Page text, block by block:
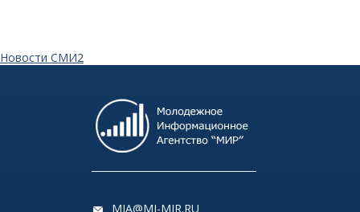
Новости СМИ2
MIA@MI-MIR.RU